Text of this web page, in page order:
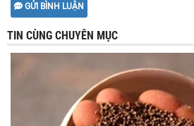
GỬI BÌNH LUẬN
TIN CÙNG CHUYÊN MỤC